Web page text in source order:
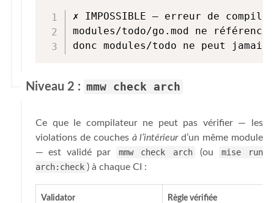
✗ IMPOSSIBLE — erreur de
modules/todo/go.mod ne
donc modules/todo ne peut
Niveau 2 : mmw check arch
Ce que le compilateur ne peut pas vérifier — les
violations de couches à l’intérieurd’un même module
— est validé par
mmw check arch (ou
mise run
arch:check ) à chaque CI :
Validator Règle vérifiée